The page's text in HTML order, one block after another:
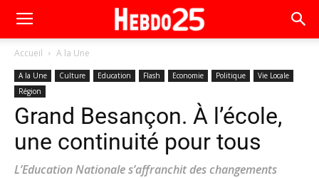
Accueil A la Une
A la Une Culture Education Flash Economie Politique
Vie Locale
Région
Grand Besançon. À l’école,
une continuité pour tous
L’Education Nationale s’affranchit des changements